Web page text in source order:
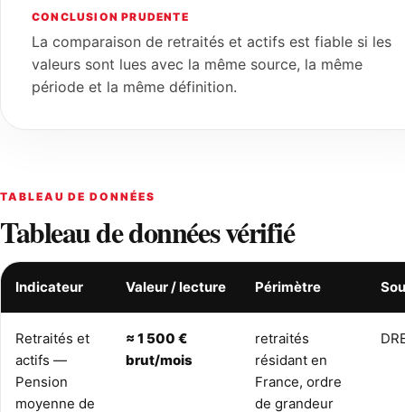
CONCLUSION PRUDENTE
La comparaison de retraités et actifs est fiable si les
valeurs sont lues avec la même source, la même
période et la même définition.
TABLEAU DE DONNÉES
Tableau de données vérifié
Indicateur Valeur / lecture Périmètre
Retraités et
actifs —
Pension
moyenne de
≈ 1 500 €
brut/mois
retraités
résidant en
France, ordre
de grandeur